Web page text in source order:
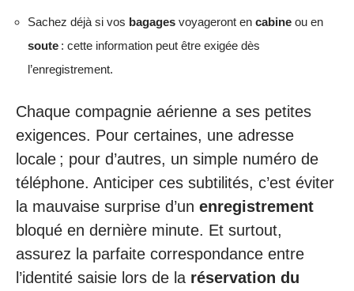
Sachez déjà si vos bagages voyageront en cabine ou en
soute : cette information peut être exigée dès
l’enregistrement.
Chaque compagnie aérienne a ses petites
exigences. Pour certaines, une adresse
locale ; pour d’autres, un simple numéro de
téléphone. Anticiper ces subtilités, c’est éviter
la mauvaise surprise d’un enregistrement
bloqué en dernière minute. Et surtout,
assurez la parfaite correspondance entre
l’identité saisie lors de la réservation du